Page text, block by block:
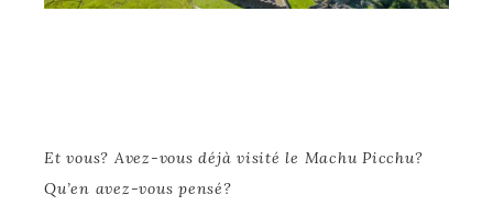
Et vous? Avez-vous déjà visité le Machu Picchu?
Qu’en avez-vous pensé?